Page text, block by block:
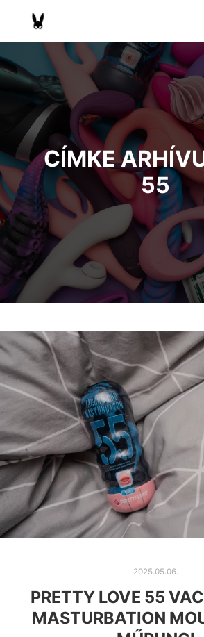
CÍMKE
55
2025.05.06.
PRETTY LOVE 55
MASTURBATION